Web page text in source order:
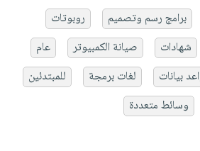
برامج رسم وتصميم
روبوتات
شهادات صيانة الكمبيوتر
عام
بيانات لغات برمجة
للمبتدئين
وسائط متعددة